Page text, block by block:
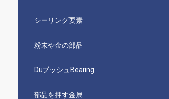
シーリング要素
粉末や金の部品
DuブッシュBearing
部品を押す金属